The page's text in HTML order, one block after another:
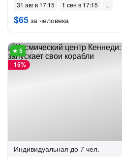
31 авг в 17:15 1 сен в 17:15
$65 за человека
-15%
1 отзыв
Индивидуальная до 7 чел.